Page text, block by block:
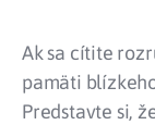
Ak sa cítite
pamäti
Predstavte si,